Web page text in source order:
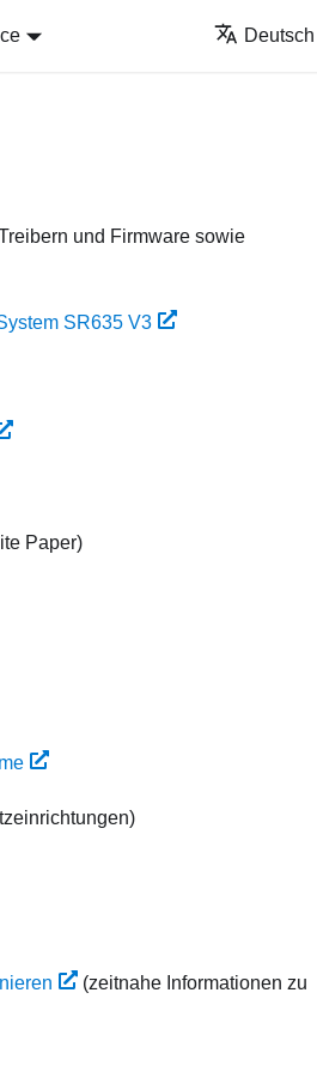
Deutsch
und Firmware sowie
SR635 V3
Paper)
(zeitnahe Informationen zu